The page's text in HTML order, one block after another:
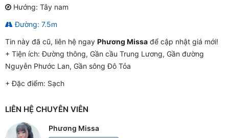
Hướng: Tây nam
Đường: 7.5m
Tin này đã cũ, liên hệ ngay Phương Missa để cập nhật giá mới!
+ Tiện ích:Đường thông, Gần cầu Trung Lương, Gần đường
Nguyễn Phước Lan, Gần sông Đô Tỏa
+ Đặc điểm: Sạch
LIÊN HỆ CHUYÊN VIÊN
Phương Missa